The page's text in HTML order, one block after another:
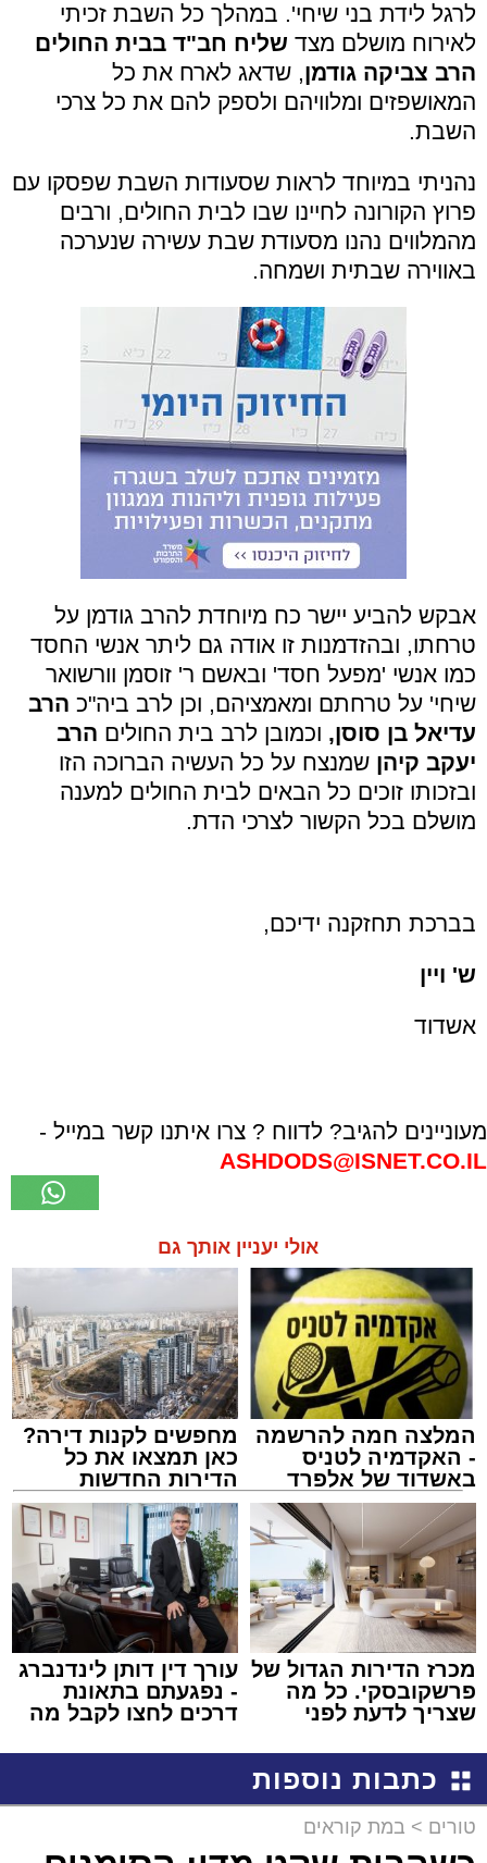
לרגל לידת בני שיחי'. במהלך כל השבת זכיתי
לאירוח מושלם מצד שליח חב"ד בבית החולים
הרב צביקה גודמן, שדאג לארח את כל
המאושפזים ומלוויהם ולספק להם את כל צרכי
השבת.
נהניתי במיוחד לראות שסעודות השבת שפסקו עם
פרוץ הקורונה לחיינו שבו לבית החולים, ורבים
מהמלווים נהנו מסעודת שבת עשירה שנערכה
באווירה שבתית ושמחה.
אבקש להביע יישר כח מיוחדת להרב גודמן על
טרחתו, ובהזדמנות זו אודה גם ליתר אנשי החסד
כמו אנשי 'מפעל חסד' ובאשם ר' זוסמן וורשואר
שיחי' על טרחתם ומאמציהם, וכן לרב ביה"כ הרב
עדיאל בן סוסן, וכמובן לרב בית החולים הרב
יעקב קיהן שמנצח על כל העשיה הברוכה הזו
ובזכותו זוכים כל הבאים לבית החולים למענה
מושלם בכל הקשור לצרכי הדת.
בברכת תחזקנה ידיכם,
ש' ויין
אשדוד
מעוניינים להגיב? לדווח ? צרו איתנו קשר במייל -
ASHDODS@ISNET.CO.IL
אולי יעניין אותך גם
המלצה חמה להרשמה
- האקדמיה לטניס
באשדוד של אלפרד
קריאולנסקי - לילדים
מחפשים לקנות דירה?
כאן תמצאו את כל
הדירות החדשות
למכירה באשדוד >>>
מכרז הדירות הגדול של
פרשקובסקי. כל מה
שצריך לדעת לפני
באשדוד
עורך דין דותן לינדנברג
- נפגעתם בתאונת
דרכים לחצו לקבל מה
כתבות נוספות
טורים > במת קוראים